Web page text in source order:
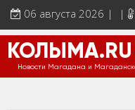
06 августа 2026 | |
КОЛЫМА.RU
Новости Магадана и